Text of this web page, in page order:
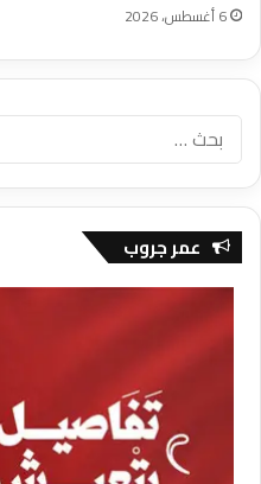
6 أغسطس، 2026
عمر جروب